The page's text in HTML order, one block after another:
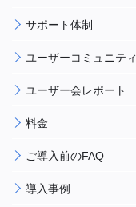
サポート体制
ユーザーコミュニティ
ユーザー会レポート
料金
ご導入前のFAQ
導入事例